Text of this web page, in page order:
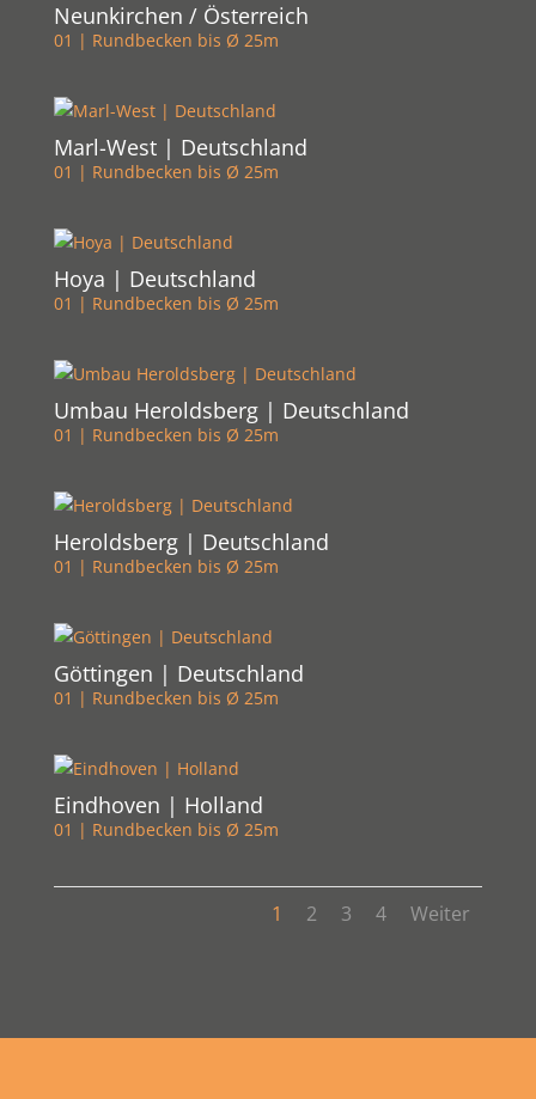
Neunkirchen / Österreich
01 | Rundbecken bis Ø 25m
Marl-West | Deutschland
01 | Rundbecken bis Ø 25m
Hoya | Deutschland
01 | Rundbecken bis Ø 25m
Umbau Heroldsberg | Deutschland
01 | Rundbecken bis Ø 25m
Heroldsberg | Deutschland
01 | Rundbecken bis Ø 25m
Göttingen | Deutschland
01 | Rundbecken bis Ø 25m
Eindhoven | Holland
01 | Rundbecken bis Ø 25m
1 2 3 4 Weiter